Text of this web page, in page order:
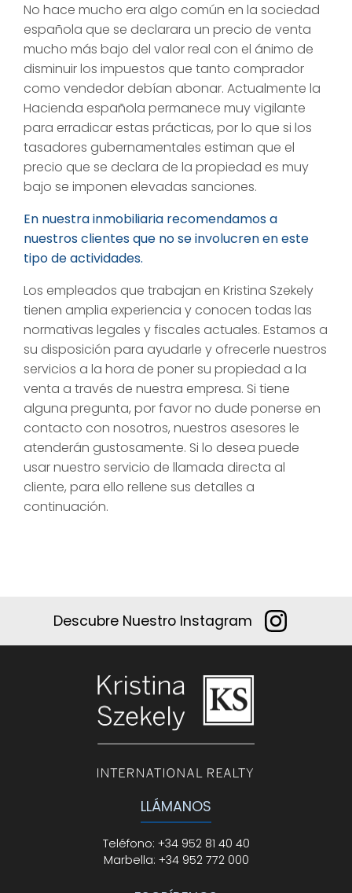
No hace mucho era algo común en la sociedad
española que se declarara un precio de venta
mucho más bajo del valor real con el ánimo de
disminuir los impuestos que tanto comprador
como vendedor debían abonar. Actualmente la
Hacienda española permanece muy vigilante
para erradicar estas prácticas, por lo que si los
tasadores gubernamentales estiman que el
precio que se declara de la propiedad es muy
bajo se imponen elevadas sanciones.
En nuestra inmobiliaria recomendamos a
nuestros clientes que no se involucren en este
tipo de actividades.
Los empleados que trabajan en Kristina Szekely
tienen amplia experiencia y conocen todas las
normativas legales y fiscales actuales. Estamos a
su disposición para ayudarle y ofrecerle nuestros
servicios a la hora de poner su propiedad a la
venta a través de nuestra empresa. Si tiene
alguna pregunta, por favor no dude ponerse en
contacto con nosotros, nuestros asesores le
atenderán gustosamente. Si lo desea puede
usar nuestro servicio de llamada directa al
cliente, para ello rellene sus detalles a
continuación.
Descubre Nuestro Instagram
LLÁMANOS
Teléfono: +34 952 81 40 40
Marbella: +34 952 772 000